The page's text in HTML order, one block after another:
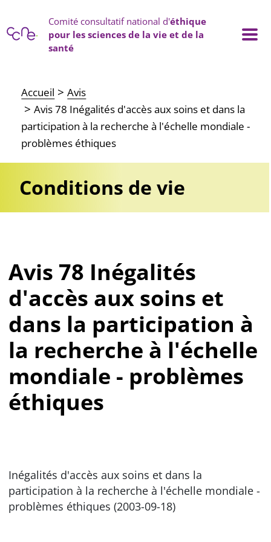
Comité consultatif national d'éthique
pour les sciences de la vie et de la
santé
Main navigation
Accueil
Avis
Avis 78 Inégalités d'accès aux soins et dans la
participation à la recherche à l'échelle mondiale -
problèmes éthiques
Conditions de vie
Avis 78 Inégalités
d'accès aux soins et
dans la participation à
la recherche à l'échelle
mondiale - problèmes
éthiques
Inégalités d'accès aux soins et dans la
participation à la recherche à l'échelle mondiale -
problèmes éthiques (2003-09-18)